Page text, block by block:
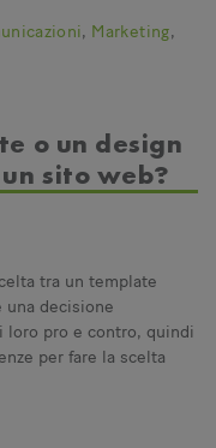
, Marketing,
o un design
sito web?
tra un template
una decisione
loro pro e contro, quindi
per fare la scelta